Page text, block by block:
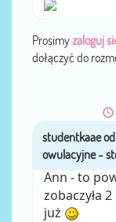
Prosimyzaloguj
dołączyć do
Ann - to
zobaczyła
już